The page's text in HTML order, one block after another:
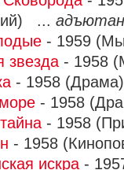
...
- 1959
звезда - 1958
- 1958
- 1958
- 1958
- 1958
искра -